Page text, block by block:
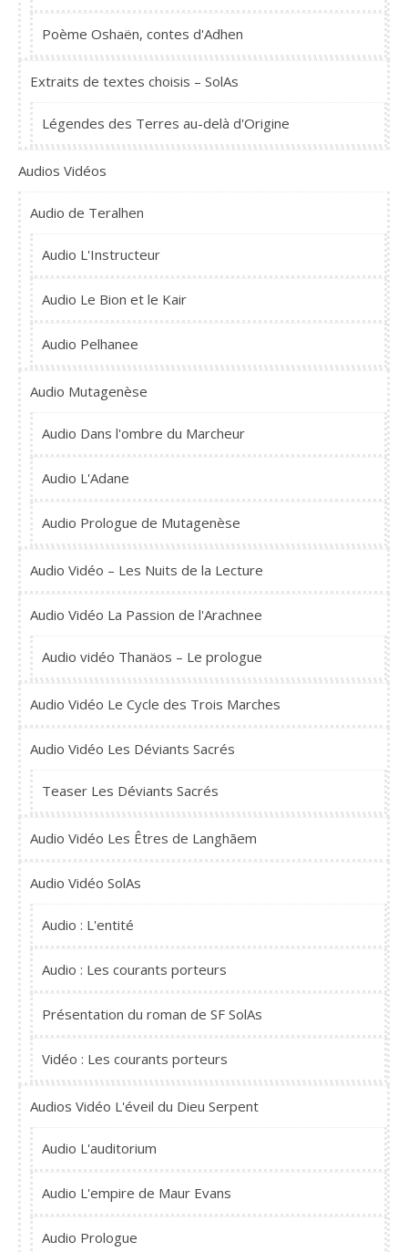
Poème Oshaën, contes d'Adhen
Extraits de textes choisis – SolAs
Légendes des Terres au-delà d'Origine
Audios Vidéos
Audio de Teralhen
Audio L'Instructeur
Audio Le Bion et le Kair
Audio Pelhanee
Audio Mutagenèse
Audio Dans l'ombre du Marcheur
Audio L'Adane
Audio Prologue de Mutagenèse
Audio Vidéo – Les Nuits de la Lecture
Audio Vidéo La Passion de l'Arachnee
Audio vidéo Thanäos – Le prologue
Audio Vidéo Le Cycle des Trois Marches
Audio Vidéo Les Déviants Sacrés
Teaser Les Déviants Sacrés
Audio Vidéo Les Êtres de Langhãem
Audio Vidéo SolAs
Audio : L'entité
Audio : Les courants porteurs
Présentation du roman de SF SolAs
Vidéo : Les courants porteurs
Audios Vidéo L'éveil du Dieu Serpent
Audio L'auditorium
Audio L'empire de Maur Evans
Audio Prologue